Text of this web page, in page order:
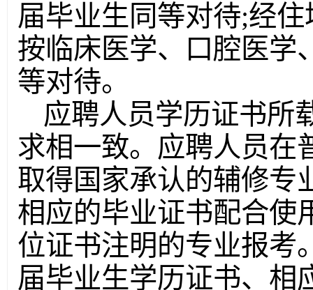
届毕业生同等对待;经
按临床医学、口腔医学
等对待。
应聘人员学历证书所
求相一致。应聘人员在
取得国家承认的辅修专
相应的毕业证书配合使
位证书注明的专业报考
届毕业生学历证书、相